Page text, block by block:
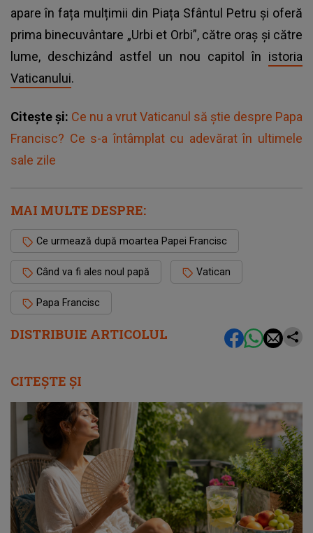
DISTRIBUIE ARTICOLUL
apare în fața mulțimii din Piața Sfântul Petru și oferă
prima binecuvântare „Urbi et Orbi”, către oraș și către
lume, deschizând astfel un nou capitol în istoria
Vaticanului.
Citește și: Ce nu a vrut Vaticanul să știe despre Papa
Francisc? Ce s-a întâmplat cu adevărat în ultimele
sale zile
MAI MULTE DESPRE:
Ce urmează după moartea Papei Francisc
Când va fi ales noul papă Vatican
Papa Francisc
CITEȘTE ȘI